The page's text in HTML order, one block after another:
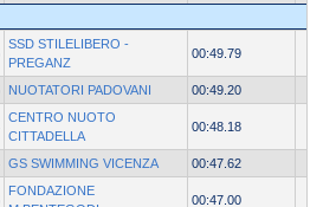
SSD STILELIBERO -
PREGANZ
00:49.79
NUOTATORI PADOVANI 00:49.20
CENTRO NUOTO
CITTADELLA
00:48.18
GS SWIMMING VICENZA 00:47.62
FONDAZIONE
00:47.00